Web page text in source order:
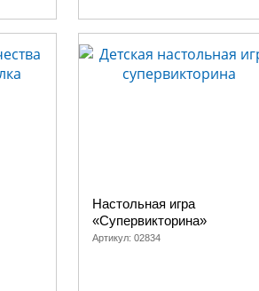
Настольная игра
«Супервикторина»
Артикул: 02834